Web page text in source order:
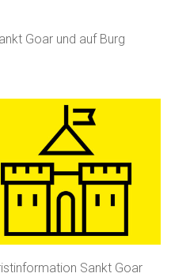
Goar und auf Burg
Sankt Goar